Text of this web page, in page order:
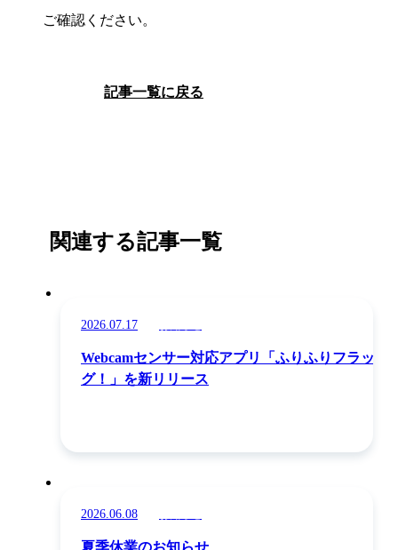
ご確認ください。
記事一覧に戻る
関連する記事一覧
2026.07.17
Webcamセンサー対応アプリ「ふりふりフラッ
グ！」を新リリース
2026.06.08
夏季休業のお知らせ